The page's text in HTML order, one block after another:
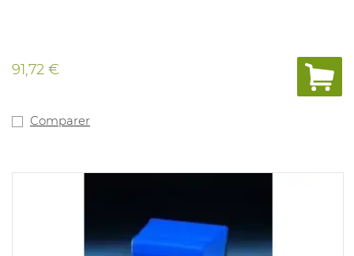
91,72 €
Comparer